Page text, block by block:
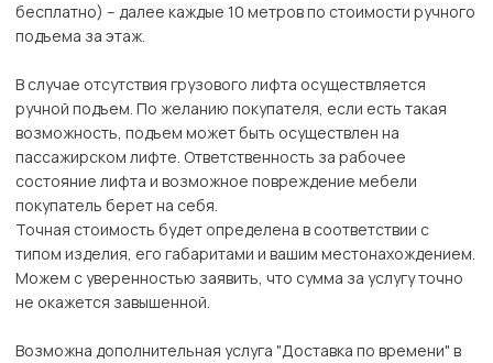
бесплатно) – далее каждые 10 метров по стоимости ручного
подъема за этаж.
В случае отсутствия грузового лифта осуществляется
ручной подъем. По желанию покупателя, если есть такая
возможность, подъем может быть осуществлен на
пассажирском лифте. Ответственность за рабочее
состояние лифта и возможное повреждение мебели
покупатель берет на себя.
Точная стоимость будет определена в соответствии с
типом изделия, его габаритами и вашим местонахождением.
Можем с уверенностью заявить, что сумма за услугу точно
не окажется завышенной.
Возможна дополнительная услуга "Доставка по времени" в